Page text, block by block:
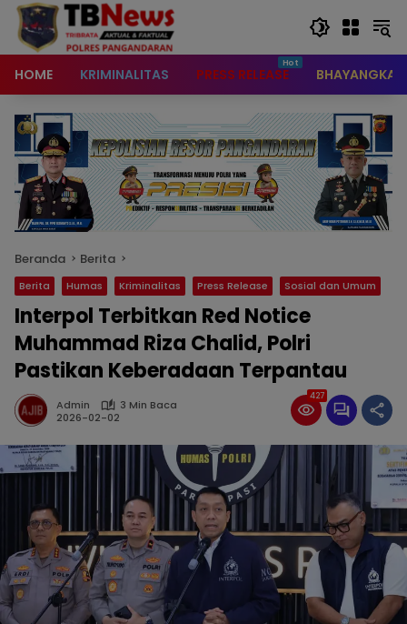
content
HOME KRIMINALITAS PRESS RELEASE BHAYANGKARI
Beranda Berita
Berita Humas Kriminalitas Press Release Sosial dan Umum
Interpol Terbitkan Red Notice
Muhammad Riza Chalid, Polri
Pastikan Keberadaan Terpantau
Admin
3 Min Baca
2026-02-02
427